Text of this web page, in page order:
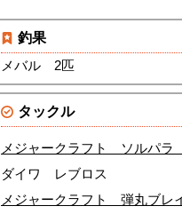
釣果
メバル 2匹
タックル
メジャークラフト ソルパラ
ダイワ レブロス
メジャークラフト 弾丸ブ